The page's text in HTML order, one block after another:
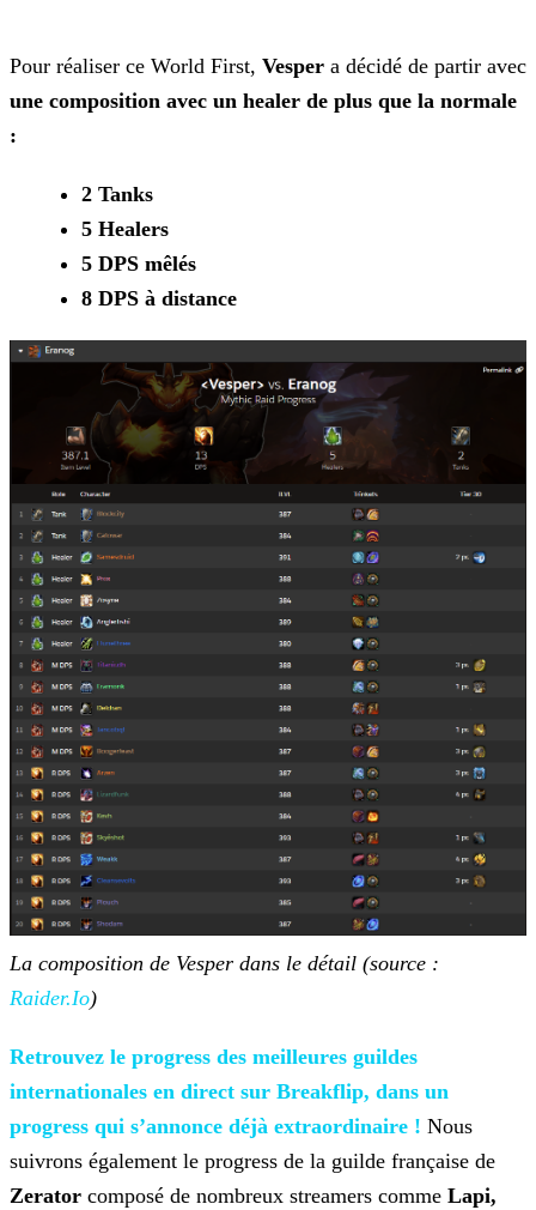
Pour réaliser ce World First, Vesper a décidé de partir avec
une composition avec un healer de plus que la normale
:
2 Tanks
5 Healers
5 DPS mêlés
8 DPS à distance
La composition de Vesper dans le détail (source :
Raider.Io)
Retrouvez le progress des meilleures guildes
internationales en direct sur Breakflip, dans un
progress qui s’annonce déjà extraordinaire ! Nous
suivrons également le progress de la guilde française de
Zerator composé de nombreux streamers comme Lapi,